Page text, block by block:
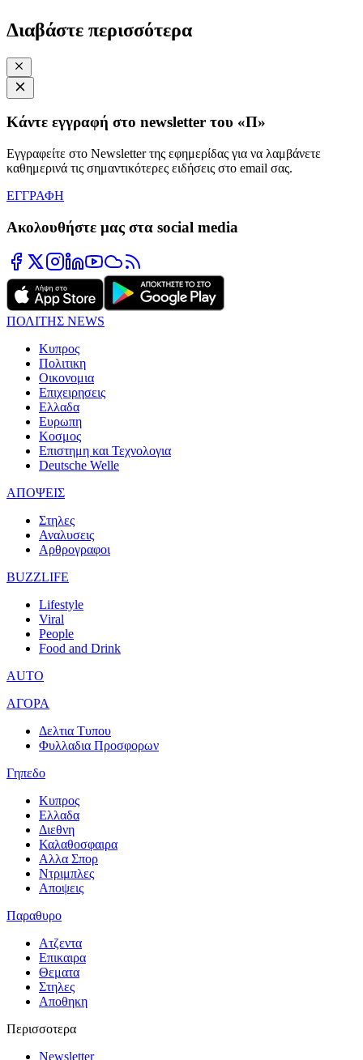
Διαβάστε περισσότερα
Κάντε εγγραφή στο newsletter του «Π»
Εγγραφείτε στο Newsletter της εφημερίδας για να λαμβάνετε
καθημερινά τις σημαντικότερες ειδήσεις στο email σας.
ΕΓΓΡΑΦΗ
Ακολουθήστε μας στα social media
ΠΟΛΙΤΗΣ NEWS
Κυπρος
Πολιτικη
Οικονομια
Επιχειρησεις
Ελλαδα
Ευρωπη
Κοσμος
Επιστημη και Τεχνολογια
Deutsche Welle
ΑΠΟΨΕΙΣ
Στηλες
Αναλυσεις
Αρθρογραφοι
BUZZLIFE
Lifestyle
Viral
People
Food and Drink
AUTO
ΑΓΟΡΑ
Δελτια Τυπου
Φυλλαδια Προσφορων
Γηπεδο
Κυπρος
Ελλαδα
Διεθνη
Καλαθοσφαιρα
Αλλα Σπορ
Ντριμπλες
Αποψεις
Παραθυρο
Ατζεντα
Επικαιρα
Θεματα
Στηλες
Αποθηκη
Περισσοτερα
Newsletter